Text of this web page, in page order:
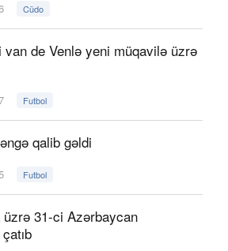
Cüdo
van de Venlə yeni müqavilə üzrə
Futbol
qalib gəldi
Futbol
31-ci Azərbaycan